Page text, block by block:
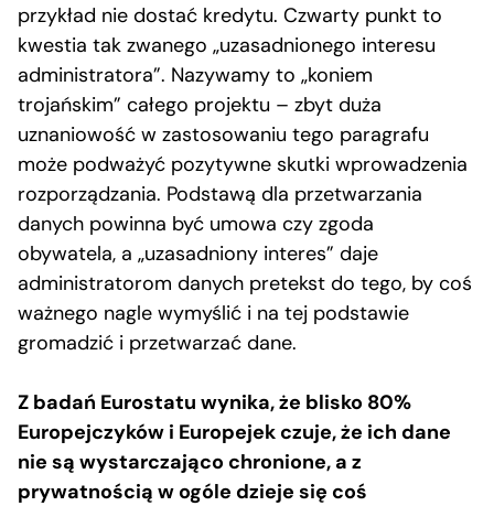
przykład nie dostać kredytu. Czwarty punkt to
kwestia tak zwanego „uzasadnionego interesu
administratora”. Nazywamy to „koniem
trojańskim” całego projektu – zbyt duża
uznaniowość w zastosowaniu tego paragrafu
może podważyć pozytywne skutki wprowadzenia
rozporządzania. Podstawą dla przetwarzania
danych powinna być umowa czy zgoda
obywatela, a „uzasadniony interes” daje
administratorom danych pretekst do tego, by coś
ważnego nagle wymyślić i na tej podstawie
gromadzić i przetwarzać dane.
Z badań Eurostatu wynika, że blisko 80%
Europejczyków i Europejek czuje, że ich dane
nie są wystarczająco chronione, a z
prywatnością w ogóle dzieje się coś